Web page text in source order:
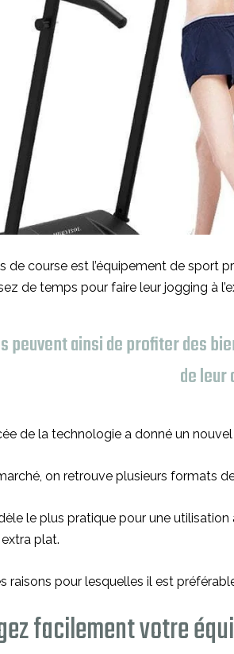
de course est l’équipement de sport
de temps pour faire leur jogging à
peuvent ainsi de profiter des
de leur
de la technologie a donné un
on retrouve plusieurs formats
le plus pratique pour une
plat.
raisons pour lesquelles il est
facilement votre